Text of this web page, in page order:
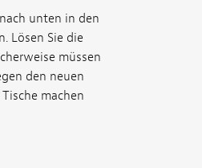
unten in den
Lösen Sie die
müssen
den neuen
machen